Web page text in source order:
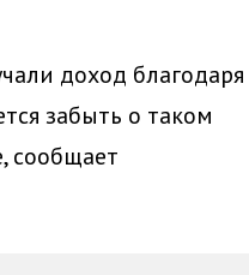
доход благодаря
забыть о таком
сообщает